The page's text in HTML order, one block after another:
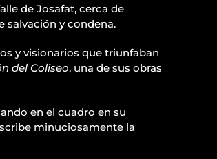
de Josafat, cerca de
salvación y condena.
y visionarios que triunfaban
del Coliseo, una de sus obras
en el cuadro en su
minuciosamente la